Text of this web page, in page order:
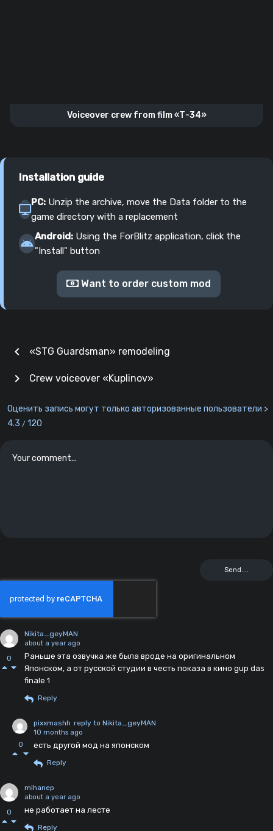
Voiceover crew from film «Т-34»
Installation guide
PC: Unzip the archive, move the Data folder to the
game directory with a replacement
Android: Using the ForBlitz application, click the
"Install" button
Want to order custom mod
chevron_left «STG Guardsman» remodeling
Crew voiceover «Kuplinov»
chevron_right
Оценить запись могут только авторизованные пользователи >
4.3 / 120
0
Nikita_geyMAN
about a year ago
Раньше эта озвучка же была вроде на оригинальном
Японском, а от русской студии в честь показа в кино gup das
finale 1
Reply
0
pixxmashh reply to Nikita_geyMAN
10 months ago
есть другой мод на японском
Reply
0
mihanep
about a year ago
не работает на лесте
Reply